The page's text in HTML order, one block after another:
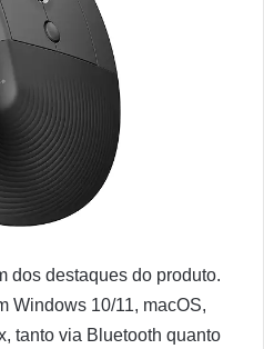
dos destaques do produto.
Windows 10/11, macOS,
tanto via Bluetooth quanto